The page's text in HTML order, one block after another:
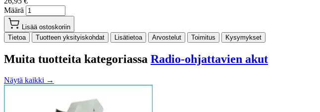
Määrä
Lisää ostoskoriin
Tietoa
Tuotteen yksityiskohdat Lisätietoa Arvostelut Toimitus Kysymykset
Muita tuotteita kategoriassa Radio-ohjattavien akut
Näytä kaikki →